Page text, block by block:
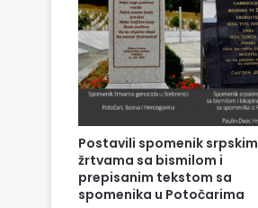
Postavili spomenik srpskim
žrtvama sa bismilom i
prepisanim tekstom sa
spomenika u Potočarima